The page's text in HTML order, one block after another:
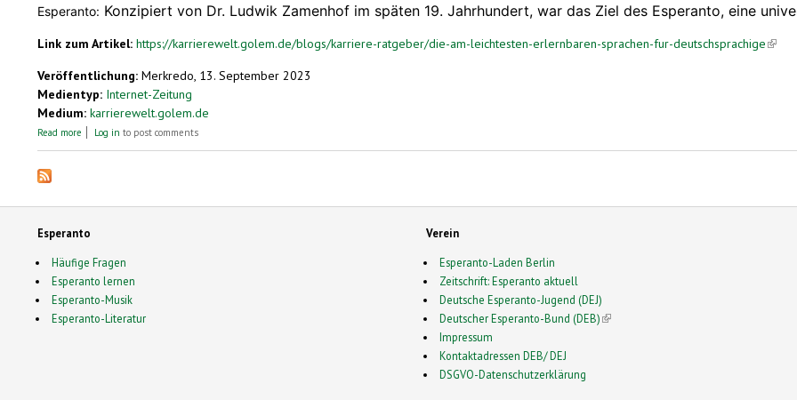
Esperanto: Konzipiert von Dr. Ludwik Zamenhof im späten 19. Jahrhundert, war das Ziel des Esperanto, eine
Link zum Artikel: https://karrierewelt.golem.de/blogs/karriere-ratgeber/die-am-leichtesten-erlernbaren-sprachen-fur-deutschsprachige(link
Veröffentlichung: Merkredo, 13. September 2023
Medientyp: Internet-Zeitung
Medium: karrierewelt.golem.de
Read more about Die am leichtesten erlernbaren Sprachen für Deutschsprachige
Log in to post comments
Esperanto
Häufige Fragen
Esperanto lernen
Esperanto-Musik
Esperanto-Literatur
Verein
Esperanto-Laden Berlin
Zeitschrift: Esperanto aktuell
Deutsche Esperanto-Jugend (DEJ)
Deutscher Esperanto-Bund (DEB)(link is external)
Impressum
Kontaktadressen DEB/ DEJ
DSGVO-Datenschutzerklärung